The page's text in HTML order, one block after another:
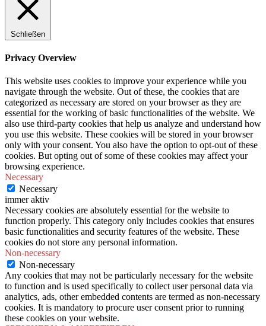
Schließen
Privacy Overview
This website uses cookies to improve your experience while you
navigate through the website. Out of these, the cookies that are
categorized as necessary are stored on your browser as they are
essential for the working of basic functionalities of the website. We
also use third-party cookies that help us analyze and understand how
you use this website. These cookies will be stored in your browser
only with your consent. You also have the option to opt-out of these
cookies. But opting out of some of these cookies may affect your
browsing experience.
Necessary
Necessary
immer aktiv
Necessary cookies are absolutely essential for the website to
function properly. This category only includes cookies that ensures
basic functionalities and security features of the website. These
cookies do not store any personal information.
Non-necessary
Non-necessary
Any cookies that may not be particularly necessary for the website
to function and is used specifically to collect user personal data via
analytics, ads, other embedded contents are termed as non-necessary
cookies. It is mandatory to procure user consent prior to running
these cookies on your website.